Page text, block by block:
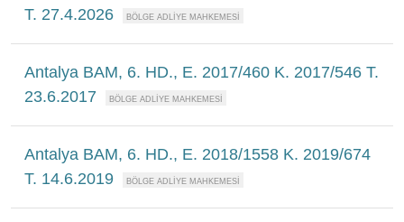
T. 27.4.2026
Antalya BAM, 6. HD., E. 2017/460 K. 2017/546 T.
23.6.2017
Antalya BAM, 6. HD., E. 2018/1558 K. 2019/674
T. 14.6.2019